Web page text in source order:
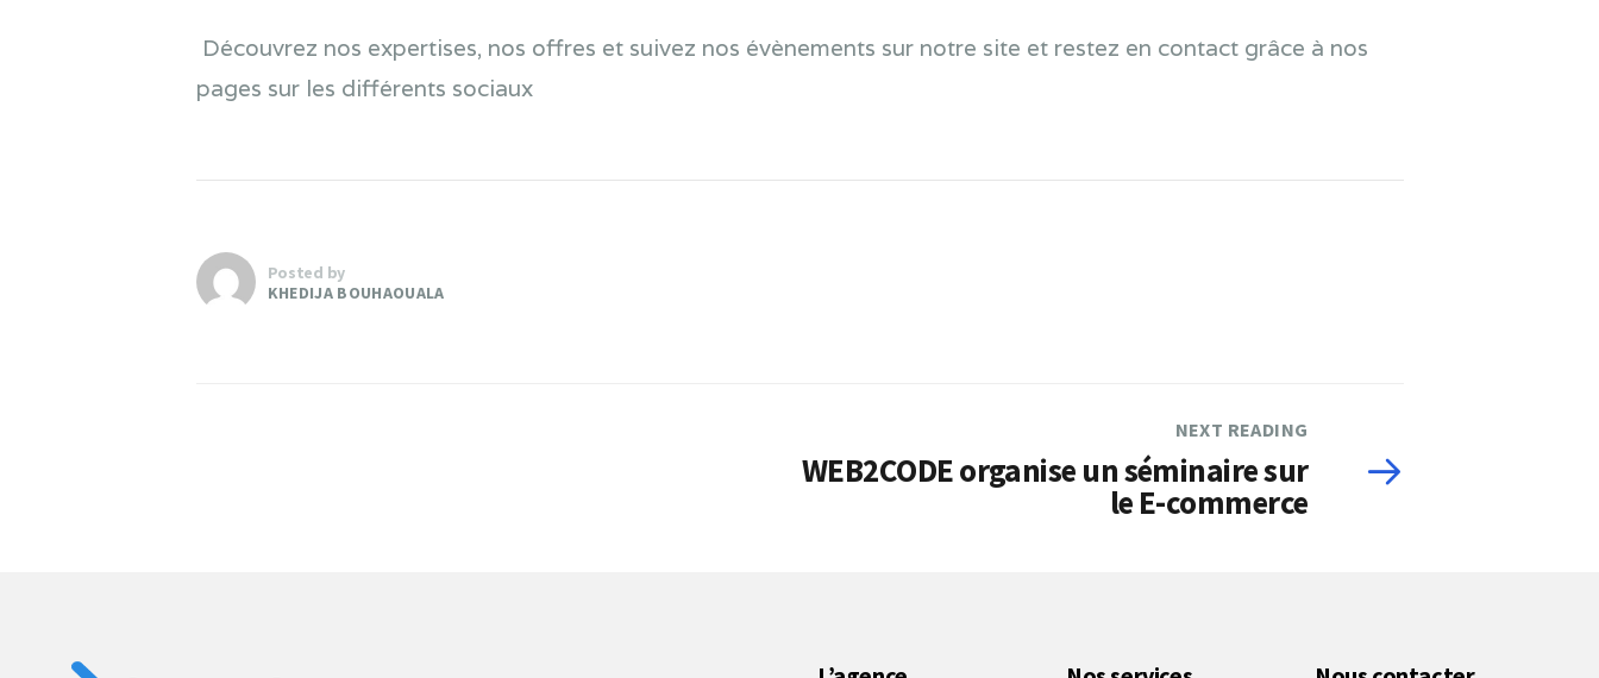
Découvrez nos expertises, nos offres et suivez nos évènements sur notre site et restez en contact grâce à nos
pages sur les différents sociaux
Posted by
KHEDIJA BOUHAOUALA
NEXT READING
WEB2CODE organise un séminaire sur
le E-commerce